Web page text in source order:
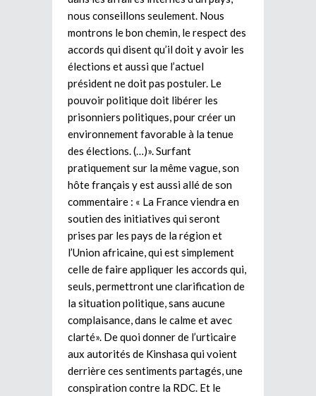
nous conseillons seulement. Nous
montrons le bon chemin, le respect des
accords qui disent qu’il doit y avoir les
élections et aussi que l’actuel
président ne doit pas postuler. Le
pouvoir politique doit libérer les
prisonniers politiques, pour créer un
environnement favorable à la tenue
des élections. (…)». Surfant
pratiquement sur la même vague, son
hôte français y est aussi allé de son
commentaire : « La France viendra en
soutien des initiatives qui seront
prises par les pays de la région et
l’Union africaine, qui est simplement
celle de faire appliquer les accords qui,
seuls, permettront une clarification de
la situation politique, sans aucune
complaisance, dans le calme et avec
clarté». De quoi donner de l’urticaire
aux autorités de Kinshasa qui voient
derrière ces sentiments partagés, une
conspiration contre la RDC. Et le